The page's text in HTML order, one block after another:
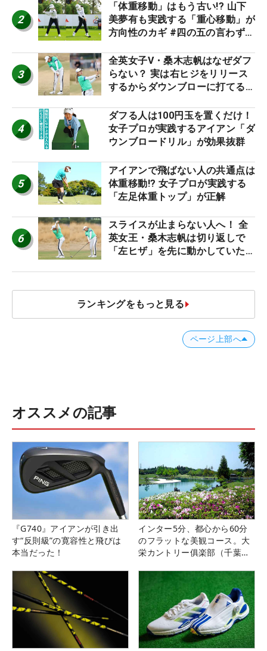
2
「体重移動」はもう古い!? 山下
美夢有も実践する「重心移動」が
方向性のカギ #四の五の言わず振
3
全英女子V・桑木志帆はなぜダフ
らない？ 実は右ヒジをリリース
するからダウンブローに打てる #
4
ダフる人は100円玉を置くだけ！
女子プロが実践するアイアン「ダ
ウンブロードリル」が効果抜群
5
アイアンで飛ばない人の共通点は
体重移動!? 女子プロが実践する
「左足体重トップ」が正解
6
スライスが止まらない人へ！ 全
英女王・桑木志帆は切り返しで
「左ヒザ」を先に動かしていた
ランキングをもっと見る
ページ上部へ
オススメの記事
『G740』アイアンが引き出
す“反則級”の寛容性と飛びは
本当だった！
インター5分、都心から60分
のフラットな美観コース。大
栄カントリー俱楽部（千葉